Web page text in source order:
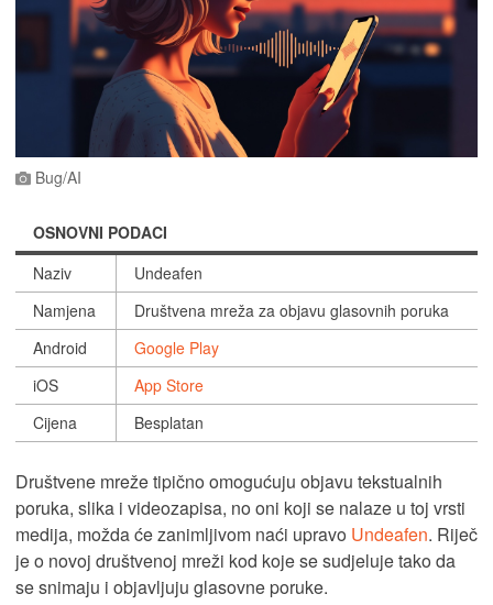
Bug/AI
OSNOVNI PODACI
Naziv
Undeafen
Namjena
Društvena mreža za objavu glasovnih poruka
Android
Google Play
iOS
App Store
Cijena
Besplatan
Društvene mreže tipično omogućuju objavu tekstualnih
poruka, slika i videozapisa, no oni koji se nalaze u toj vrsti
medija, možda će zanimljivom naći upravo Undeafen. Riječ
je o novoj društvenoj mreži kod koje se sudjeluje tako da
se snimaju i objavljuju glasovne poruke.